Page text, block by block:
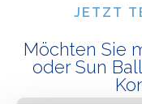
JETZT
Möchten Sie
oder Sun